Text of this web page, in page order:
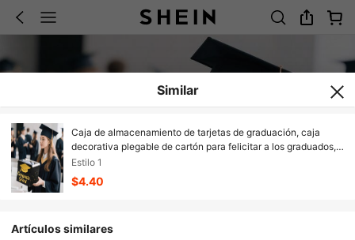
Similar
Caja de almacenamiento de tarjetas de graduación, caja
decorativa plegable de cartón para felicitar a los graduados,
adecuada para la decoración de la fiesta de graduación y la
reunión de graduación
Estilo 1
$4.40
Artículos similares